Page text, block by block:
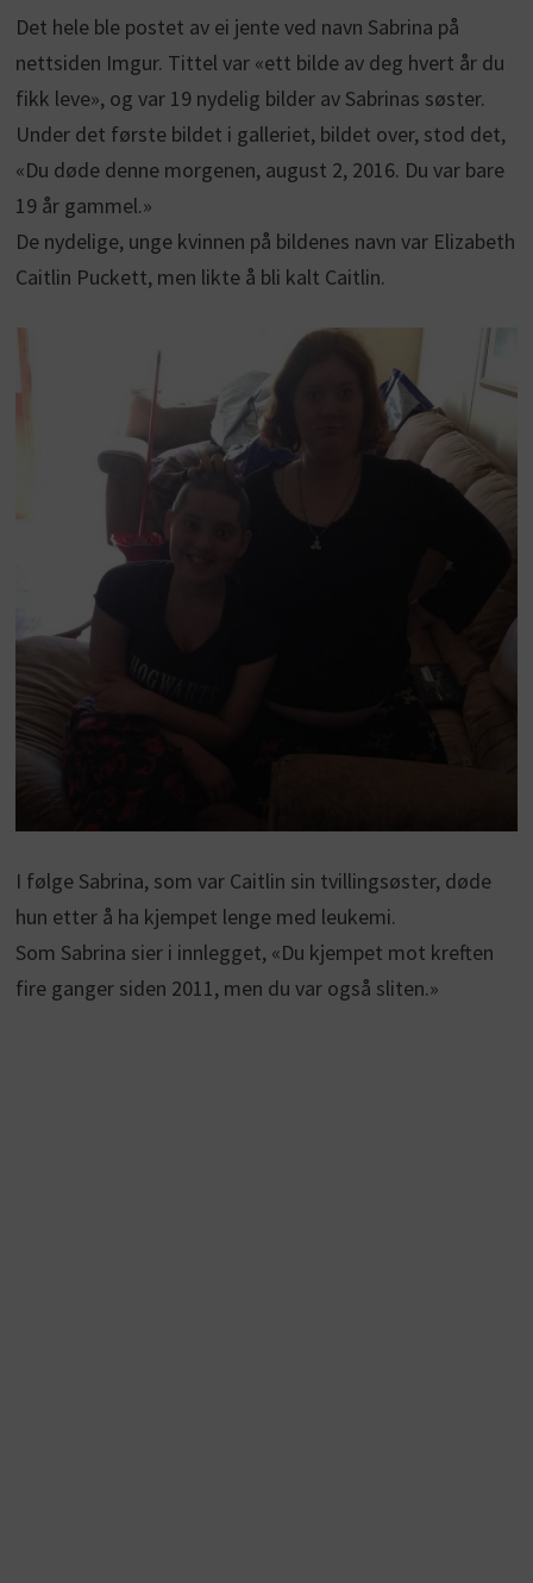
Det hele ble postet av ei jente ved navn Sabrina på
nettsiden Imgur. Tittel var «ett bilde av deg hvert år du
fikk leve», og var 19 nydelig bilder av Sabrinas søster.
Under det første bildet i galleriet, bildet over, stod det,
«Du døde denne morgenen, august 2, 2016. Du var bare
19 år gammel.»
De nydelige, unge kvinnen på bildenes navn var Elizabeth
Caitlin Puckett, men likte å bli kalt Caitlin.
I følge Sabrina, som var Caitlin sin tvillingsøster, døde
hun etter å ha kjempet lenge med leukemi.
Som Sabrina sier i innlegget, «Du kjempet mot kreften
fire ganger siden 2011, men du var også sliten.»